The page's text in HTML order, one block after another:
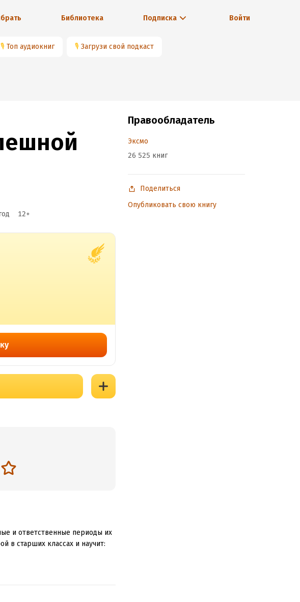
Библиотека Подписка Войти
🎙 Топ аудиокниг 🎙 Загрузи свой подкаст
12+
и ответственные периоды их
в старших классах и научит:
Правообладатель
Эксмо
26 525 книг
Поделиться
Опубликовать свою книгу